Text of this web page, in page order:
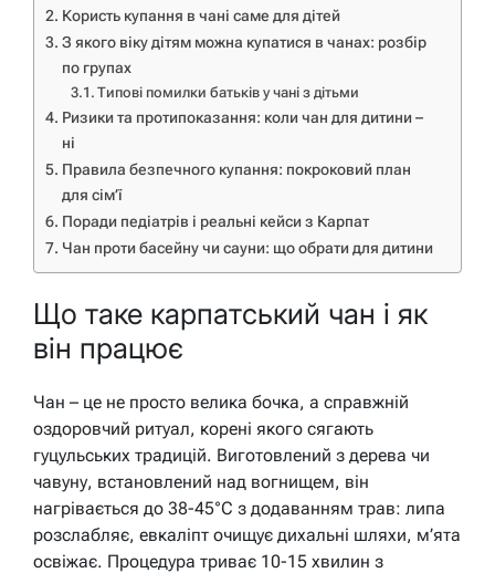
Користь купання в чані саме для дітей
З якого віку дітям можна купатися в чанах: розбір
по групах
Типові помилки батьків у чані з дітьми
Ризики та протипоказання: коли чан для дитини –
ні
Правила безпечного купання: покроковий план
для сім’ї
Поради педіатрів і реальні кейси з Карпат
Чан проти басейну чи сауни: що обрати для дитини
Що таке карпатський чан і як
він працює
Чан – це не просто велика бочка, а справжній
оздоровчий ритуал, корені якого сягають
гуцульських традицій. Виготовлений з дерева чи
чавуну, встановлений над вогнищем, він
нагрівається до 38-45°C з додаванням трав: липа
розслабляє, евкаліпт очищує дихальні шляхи, м’ята
освіжає. Процедура триває 10-15 хвилин з